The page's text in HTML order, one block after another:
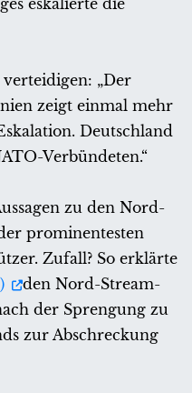
eskalierte die
„Der
zeigt einmal mehr
Deutschland
Verbündeten.“
zu den Nord-
prominentesten
Zufall? So erklärte
den Nord-Stream-
der Sprengung zu
zur Abschreckung